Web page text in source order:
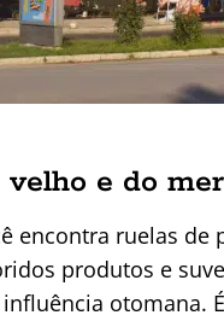
e do
encontra ruelas
produtos e
otomana.